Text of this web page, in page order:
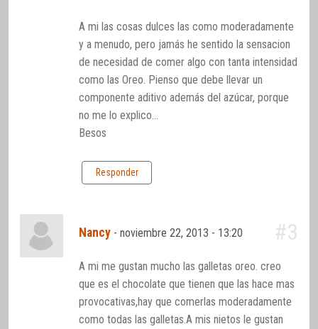
A mi las cosas dulces las como moderadamente
y a menudo, pero jamás he sentido la sensacion
de necesidad de comer algo con tanta intensidad
como las Oreo. Pienso que debe llevar un
componente aditivo además del azúcar, porque
no me lo explico…
Besos
Responder
Nancy -noviembre 22, 2013 - 13:20 #3
A mi me gustan mucho las galletas oreo. creo
que es el chocolate que tienen que las hace mas
provocativas,hay que comerlas moderadamente
como todas las galletas.A mis nietos le gustan